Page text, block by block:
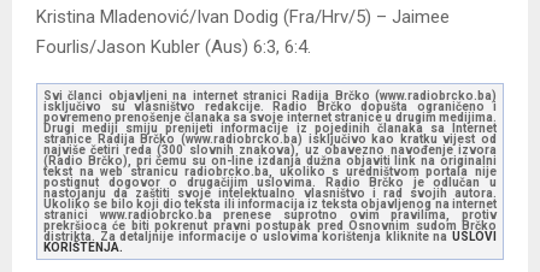
Kristina Mladenović/Ivan Dodig (Fra/Hrv/5) – Jaimee
Fourlis/Jason Kubler (Aus) 6:3, 6:4.
Svi članci objavljeni na internet stranici Radija Brčko (www.radiobrcko.ba)
isključivo su vlasništvo redakcije. Radio Brčko dopušta ograničeno i
povremeno prenošenje članaka sa svoje internet stranice u drugim medijima.
Drugi mediji smiju prenijeti informacije iz pojedinih članaka sa Internet
stranice Radija Brčko (www.radiobrcko.ba) isključivo kao kratku vijest od
najviše četiri reda (300 slovnih znakova), uz obavezno navođenje izvora
(Radio Brčko), pri čemu su on-line izdanja dužna objaviti link na originalni
tekst na web stranicu radiobrcko.ba, ukoliko s uredništvom portala nije
postignut dogovor o drugačijim uslovima. Radio Brčko je odlučan u
nastojanju da zaštiti svoje intelektualno vlasništvo i rad svojih autora.
Ukoliko se bilo koji dio teksta ili informacija iz teksta objavljenog na internet
stranici www.radiobrcko.ba prenese suprotno ovim pravilima, protiv
prekršioca će biti pokrenut pravni postupak pred Osnovnim sudom Brčko
distrikta. Za detaljnije informacije o uslovima korištenja kliknite na USLOVI
KORIŠTENJA.